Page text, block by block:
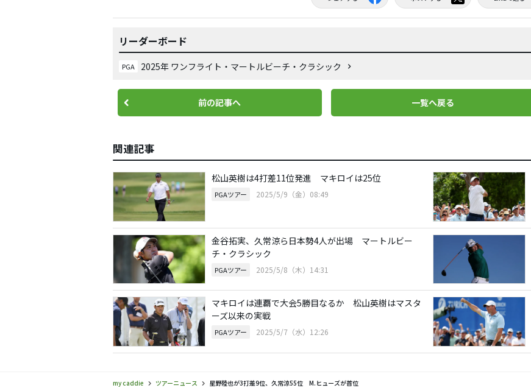
リーダーボード
PGA 2025年 ワンフライト・マートルビーチ・クラシック
前の記事へ 一覧へ戻る
関連記事
松山英樹は4打差11位発進 マキロイは25位
PGAツアー 2025/5/9（金）08:49
金谷拓実、久常涼ら日本勢4人が出場 マートルビー
チ・クラシック
PGAツアー 2025/5/8（木）14:31
マキロイは連覇で大会5勝目なるか 松山英樹はマスタ
ーズ以来の実戦
PGAツアー 2025/5/7（水）12:26
my caddie ツアーニュース 星野陸也が3打差9位、久常涼55位 M.ヒューズが首位